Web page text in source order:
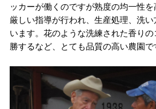
ッカーが働くのですが熟度の均一性
厳しい指導が行われ、生産処理、洗
います。花のような洗練された香り
勝するなど、とても品質の高い農園で